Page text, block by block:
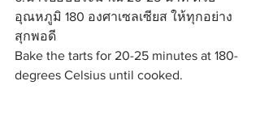
อุณหภูมิ 180 องศาเซลเซียส ให้ทุกอย่าง
สุกพอดี
Bake the tarts for 20-25 minutes at 180-
degrees Celsius until cooked.